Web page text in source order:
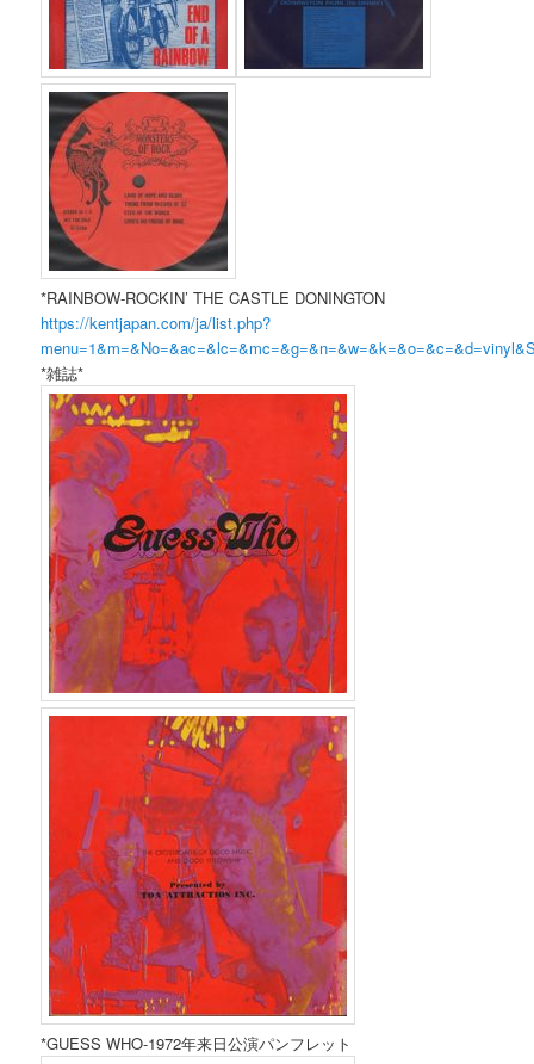
*RAINBOW-ROCKIN’ THE CASTLE DONINGTON
https://kentjapan.com/ja/list.php?
*雑誌*
*GUESS WHO-1972年来日公演パンフレット